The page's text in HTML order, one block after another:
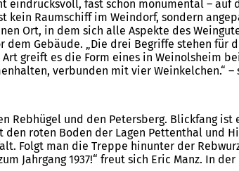
fast schon monumental –
Raumschiff im Weindorf, sondern
Ort, in dem sich alle Aspekte des
Gebäude. „Die drei Begriffe stehen für
greift es die Form eines in Weinolsheim
verbunden mit vier Weinkelchen.“
Rebhügel und den Petersberg. Blickfang ist
roten Boden der Lagen Pettenthal und
Folgt man die Treppe hinunter der
Jahrgang 1937!“ freut sich Eric Manz. In